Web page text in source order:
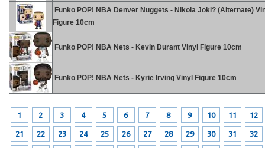
Funko POP! NBA Denver Nuggets - Nikola Joki? (Alternate)
Figure 10cm
Funko POP! NBA Nets - Kevin Durant Vinyl Figure 10cm
Funko POP! NBA Nets - Kyrie Irving Vinyl Figure 10cm
1 2 3 4 5 6 7 8 9 10 11 12
21 22 23 24 25 26 27 28 29 30 31 32